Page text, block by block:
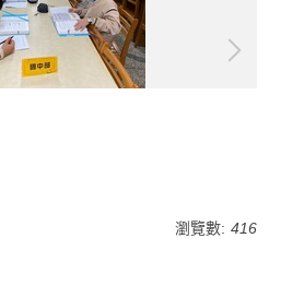
瀏覽數: 416